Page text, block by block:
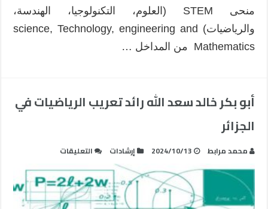
منحى STEM (العلوم، التكنولوجيا، الهندسة،
والرياضيات) science, Technology, engineering and
Mathematics من المداخل …
أبو بكر خالد سعد الله رائد تعريب الرياضيات في
الجزائر
محمد مرابط 2024/10/13 إرشادات التعليقات
بكر
خالد
سعد